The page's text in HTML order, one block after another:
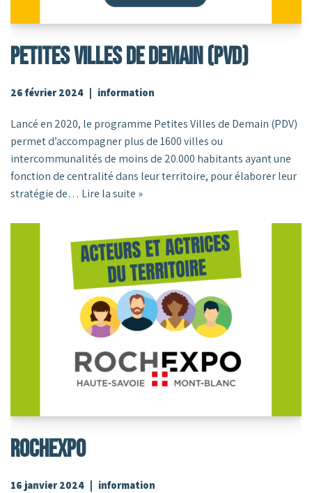
Petites Villes De Demain (PVD)
26 février 2024 information
Lancé en 2020, le programme Petites Villes de Demain (PDV)
permet d’accompagner plus de 1600 villes ou
intercommunalités de moins de 20.000 habitants ayant une
fonction de centralité dans leur territoire, pour élaborer leur
stratégie de… Lire la suite »
ROCHEXPO
16 janvier 2024 information